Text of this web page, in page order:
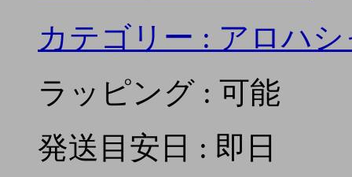
カテゴリー : アロハ
ラッピング : 可能
発送目安日 : 即日